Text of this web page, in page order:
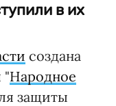
в их
создана
"Народное
защиты